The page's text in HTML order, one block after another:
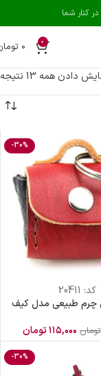
0 ۰
دادن همه 13 نتیجه
-30%
کد: 20411
چرم طبیعی مدل کیف
تومان ۱۱۵,۰۰۰تومان
-30%